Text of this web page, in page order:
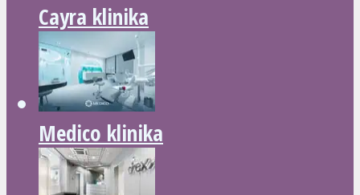
Cayra klinika
Medico klinika